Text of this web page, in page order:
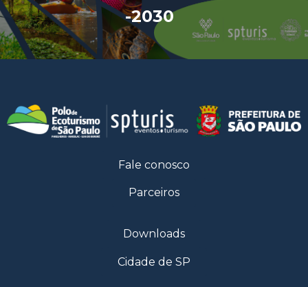
-2030
Fale conosco
Parceiros
Downloads
Cidade de SP